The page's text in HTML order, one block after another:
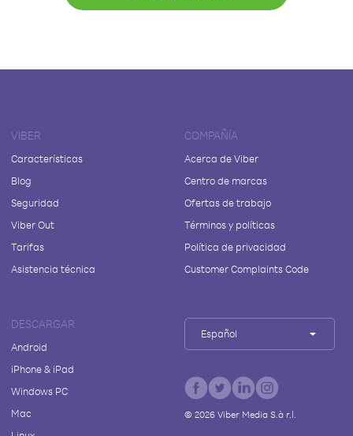
VIBER
Características
Blog
Seguridad
Viber Out
Tarifas
Asistencia técnica
COMPAÑÍA
Acerca de Viber
Centro de marcas
Ofertas de trabajo
Términos y políticas
Política de privacidad
Customer Complaints Code
DESCARGAR
Android
iPhone & iPad
Windows PC
Mac
Español
© 2026Viber Media S.à r.l.